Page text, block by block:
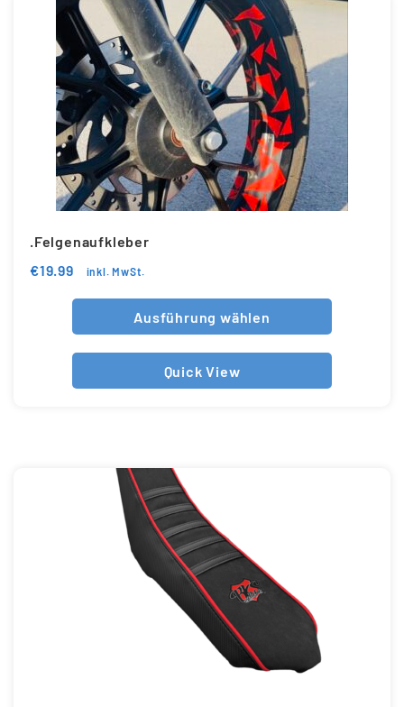
.Felgenaufkleber
€19.99 inkl. MwSt.
Ausführung wählen
Quick View